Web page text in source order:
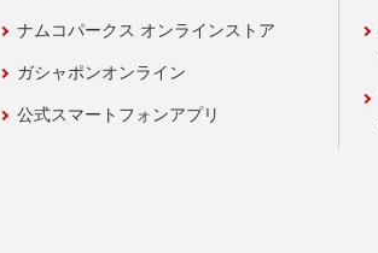
ナムコパークス オンラインストア
ガシャポンオンライン
公式スマートフォンアプリ